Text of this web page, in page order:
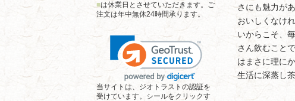
■は休業日とさせていただきます。ご
注文は年中無休24時間承ります。
当サイトは、ジオトラストの認証を
受けています。シールをクリックす
さにも魅力が
おいしくなけ
いからこそ、
さん飲むこと
はまさに理に
生活に深蒸し